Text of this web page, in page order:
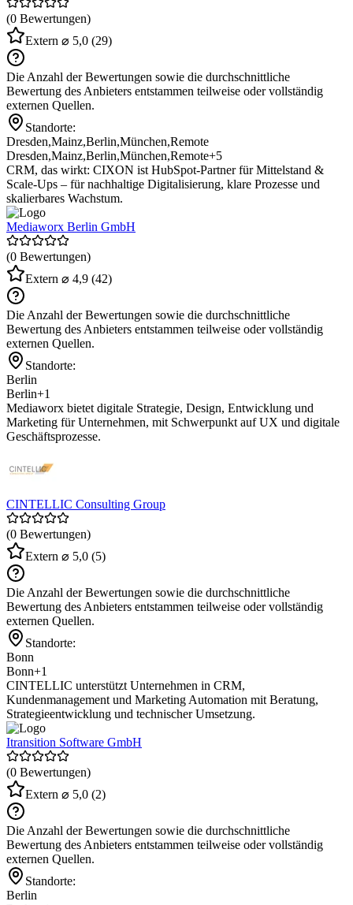
(0 Bewertungen)
Extern ⌀ 5,0 (29)
Die Anzahl der Bewertungen sowie die durchschnittliche
Bewertung des Anbieters entstammen teilweise oder vollständig
externen Quellen.
Standorte:
Dresden,Mainz,Berlin,München,Remote
Dresden,Mainz,Berlin,München,Remote+5
CRM, das wirkt: CIXON ist HubSpot-Partner für Mittelstand &
Scale-Ups – für nachhaltige Digitalisierung, klare Prozesse und
skalierbares Wachstum.
Mediaworx Berlin GmbH
(0 Bewertungen)
Extern ⌀ 4,9 (42)
Die Anzahl der Bewertungen sowie die durchschnittliche
Bewertung des Anbieters entstammen teilweise oder vollständig
externen Quellen.
Standorte:
Berlin
Berlin+1
Mediaworx bietet digitale Strategie, Design, Entwicklung und
Marketing für Unternehmen, mit Schwerpunkt auf UX und digitale
Geschäftsprozesse.
CINTELLIC Consulting Group
(0 Bewertungen)
Extern ⌀ 5,0 (5)
Die Anzahl der Bewertungen sowie die durchschnittliche
Bewertung des Anbieters entstammen teilweise oder vollständig
externen Quellen.
Standorte:
Bonn
Bonn+1
CINTELLIC unterstützt Unternehmen in CRM,
Kundenmanagement und Marketing Automation mit Beratung,
Strategieentwicklung und technischer Umsetzung.
Itransition Software GmbH
(0 Bewertungen)
Extern ⌀ 5,0 (2)
Die Anzahl der Bewertungen sowie die durchschnittliche
Bewertung des Anbieters entstammen teilweise oder vollständig
externen Quellen.
Standorte:
Berlin